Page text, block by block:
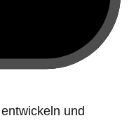
und